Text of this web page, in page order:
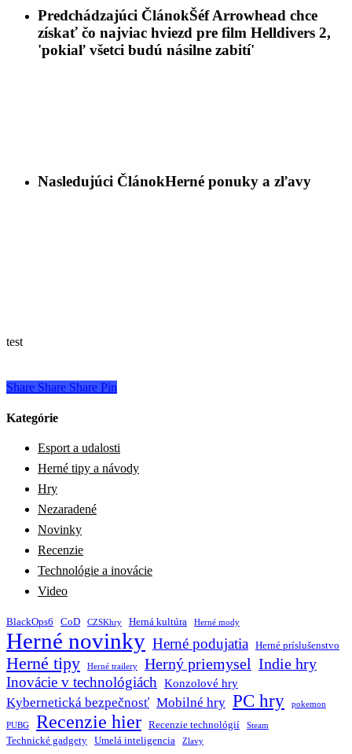
Predchádzajúci ČlánokŠéf Arrowhead chce
získať čo najviac hviezd pre film Helldivers 2,
'pokiaľ všetci budú násilne zabití'
Nasledujúci ČlánokHerné ponuky a zľavy
test
Share Share Share Pin
Kategórie
Esport a udalosti
Herné tipy a návody
Hry
Nezaradené
Novinky
Recenzie
Technológie a inovácie
Video
BlackOps6 CoD CZSKhry Herná kultúra Herné mody
Herné novinky Herné podujatia Herné príslušenstvo
Herné tipy Herné trailery Herný priemysel Indie hry
Inovácie v technológiách Konzolové hry
Kybernetická bezpečnosť Mobilné hry PC hry pokemon
PUBG Recenzie hier Recenzie technológií Steam
Technické gadgety Umelá inteligencia Zlavy